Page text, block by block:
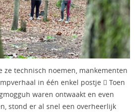
ze technisch noemen, mankementen
in één enkel postje  Toen
waren ontwaakt en even
stond er al snel een overheerlijk